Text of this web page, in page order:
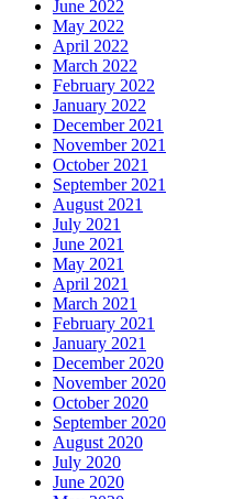
June 2022
May 2022
April 2022
March 2022
February 2022
January 2022
December 2021
November 2021
October 2021
September 2021
August 2021
July 2021
June 2021
May 2021
April 2021
March 2021
February 2021
January 2021
December 2020
November 2020
October 2020
September 2020
August 2020
July 2020
June 2020